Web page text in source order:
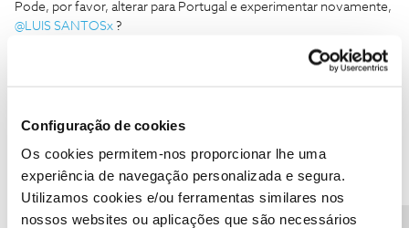
Configuração de cookies
Os cookies permitem-nos proporcionar lhe uma
experiência de navegação personalizada e segura.
Utilizamos cookies e/ou ferramentas similares nos
nossos websites ou aplicações que são necessários
Pode, por favor, alterar para Portugal e experimentar novamente,
@LUIS SANTOSx ?
Ajude a comunidade a encontrar informação relevante. Marque
como "Melhor Resposta" e faça "Like" nos melhores comentários.
L 1 pessoa gostou